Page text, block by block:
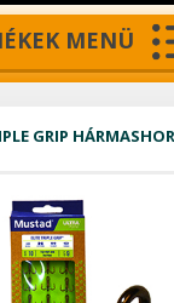
MENÜ
GRIP